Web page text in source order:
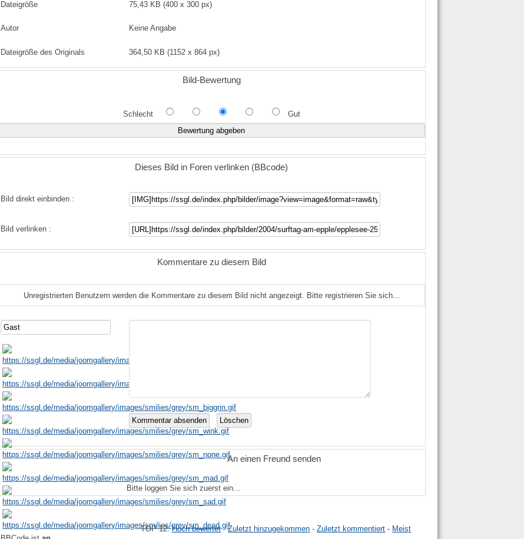
Dateigröße 75,43 KB (400 x 300 px)
Autor Keine Angabe
Dateigröße des Originals 364,50 KB (1152 x 864 px)
Bild-Bewertung
Schlecht Gut
Dieses Bild in Foren verlinken (BBcode)
Bild direkt einbinden :
Bild verlinken :
Kommentare zu diesem Bild
Unregistrierten Benutzern werden die Kommentare zu diesem Bild nicht angezeigt. Bitte registrieren Sie sich...
An einen Freund senden
Bitte loggen Sie sich zuerst ein...
TOP 12:Hoch bewertet-Zuletzt hinzugekommen -Zuletzt kommentiert - Meist